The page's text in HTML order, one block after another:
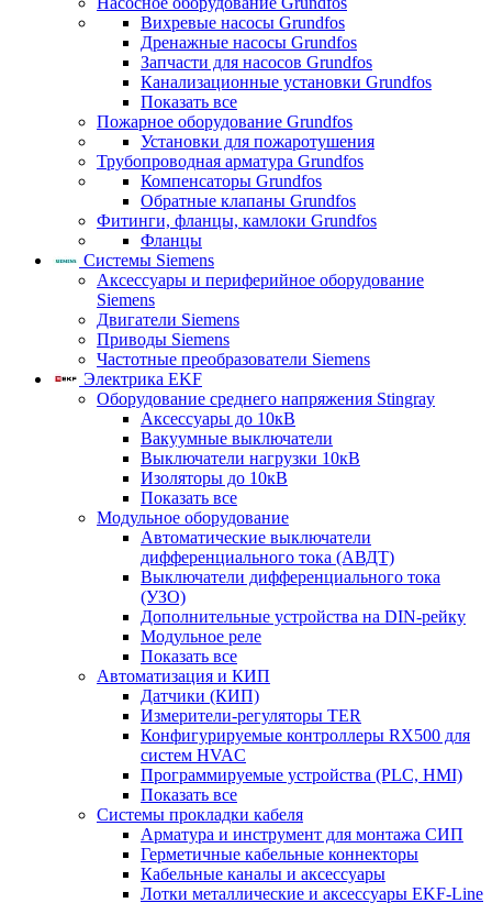
Вихревые насосы Grundfos
Дренажные насосы Grundfos
Запчасти для насосов Grundfos
Канализационные установки Grundfos
Показать все
Пожарное оборудование Grundfos
Установки для пожаротушения
Трубопроводная арматура Grundfos
Компенсаторы Grundfos
Обратные клапаны Grundfos
Фитинги, фланцы, камлоки Grundfos
Фланцы
Системы Siemens
Аксессуары и периферийное оборудование
Siemens
Двигатели Siemens
Приводы Siemens
Частотные преобразователи Siemens
Электрика EKF
Оборудование среднего напряжения Stingray
Аксессуары до 10кВ
Вакуумные выключатели
Выключатели нагрузки 10кВ
Изоляторы до 10кВ
Показать все
Модульное оборудование
Автоматические выключатели
дифференциального тока (АВДТ)
Выключатели дифференциального тока
(УЗО)
Дополнительные устройства на DIN-рейку
Модульное реле
Показать все
Автоматизация и КИП
Датчики (КИП)
Измерители-регуляторы TER
Конфигурируемые контроллеры RX500 для
систем HVAC
Программируемые устройства (PLC, HMI)
Показать все
Системы прокладки кабеля
Арматура и инструмент для монтажа СИП
Герметичные кабельные коннекторы
Кабельные каналы и аксессуары
Лотки металлические и аксессуары EKF-Line